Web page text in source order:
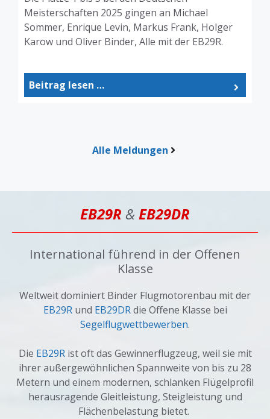
Meisterschaften 2025 gingen an Michael
Sommer, Enrique Levin, Markus Frank, Holger
Karow und Oliver Binder, Alle mit der EB29R.
Beitrag lesen …
Alle Meldungen
EB29R &EB29DR
International führend in der Offenen
Klasse
Weltweit dominiert Binder Flugmotorenbau mit der
EB29Rund EB29DRdie Offene Klasse bei
Segelflugwettbewerben.
Die EB29Rist oft das Gewinnerflugzeug, weil sie mit
ihrer außergewöhnlichen Spannweite von bis zu 28
Metern und einem modernen, schlanken Flügelprofil
herausragende Gleitleistung, Steigleistung und
Flächenbelastung bietet.